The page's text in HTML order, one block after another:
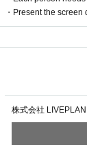
・Present the
株式会社